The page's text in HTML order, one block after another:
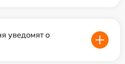
уведомят о